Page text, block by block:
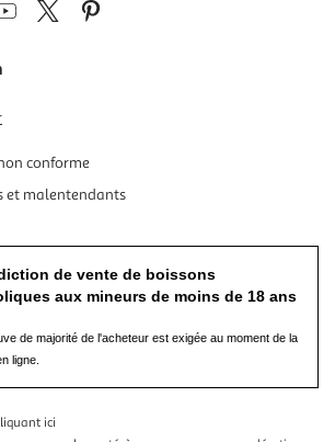
conforme
et malentendants
de vente de boissons
aux mineurs de moins de 18 ans
de majorité de l'acheteur est exigée au moment de la
ligne.
ici